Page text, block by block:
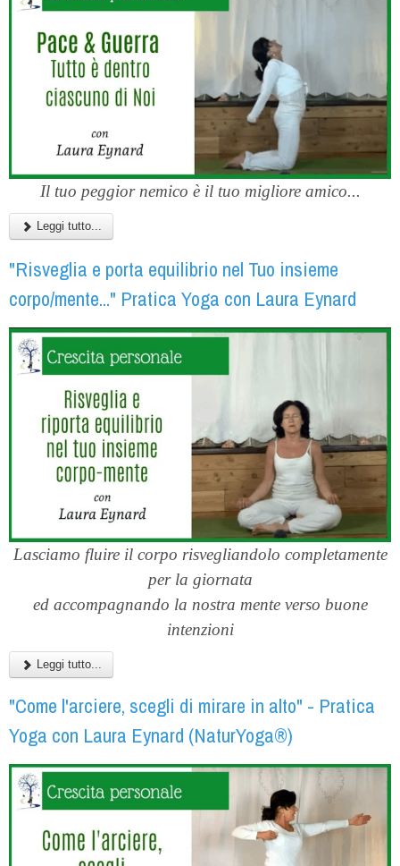
Il tuo peggior nemico è il tuo migliore amico...
Leggi tutto...
"Risveglia e porta equilibrio nel Tuo insieme
corpo/mente..." Pratica Yoga con Laura Eynard
Lasciamo fluire il corpo risvegliandolo completamente
per la giornata
ed accompagnando la nostra mente verso buone
intenzioni
Leggi tutto...
"Come l'arciere, scegli di mirare in alto" - Pratica
Yoga con Laura Eynard (NaturYoga®)